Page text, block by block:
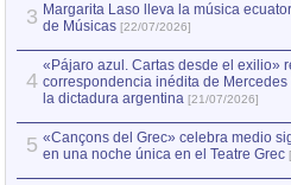
3 Margarita Laso lleva la música
de Músicas [22/07/2026]
4
«Pájaro azul. Cartas desde el exilio»
correspondencia inédita de Mercedes
la dictadura argentina [21/07/2026]
5 «Cançons del Grec» celebra medio
en una noche única en el Teatre Grec